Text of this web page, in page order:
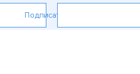
Подписаться